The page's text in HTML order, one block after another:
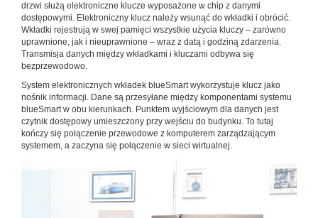
drzwi służą elektroniczne klucze wyposażone w chip z danymi
dostępowymi. Elektroniczny klucz należy wsunąć do wkładki i obrócić.
Wkładki rejestrują w swej pamięci wszystkie użycia kluczy – zarówno
uprawnione, jak i nieuprawnione – wraz z datą i godziną zdarzenia.
Transmisja danych między wkładkami i kluczami odbywa się
bezprzewodowo.
System elektronicznych wkładek blueSmart wykorzystuje klucz jako
nośnik informacji. Dane są przesyłane między komponentami systemu
blueSmart w obu kierunkach. Punktem wyjściowym dla danych jest
czytnik dostępowy umieszczony przy wejściu do budynku. To tutaj
kończy się połączenie przewodowe z komputerem zarządzającym
systemem, a zaczyna się połączenie w sieci wirtualnej.